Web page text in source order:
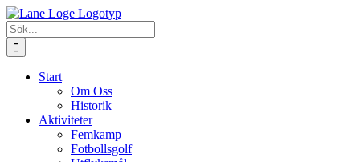
Fortsätt
till
innehållet
Sök
efter:
Start
Om Oss
Historik
Aktiviteter
Femkamp
Fotbollsgolf